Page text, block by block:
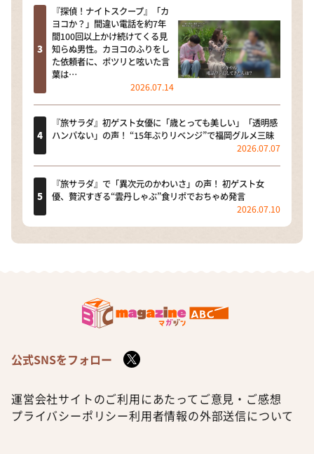
『探偵！ナイトスクープ』「カ
ヨコか？」間違い電話を約7年
間100回以上かけ続けてくる見
知らぬ男性。カヨコのふりをし
た依頼者に、ポツリと呟いた言
葉は…
2026.07.14
『旅サラダ』初ゲスト女優に「歳とっても美しい」「透明感
ハンパない」の声！ “15年ぶりリベンジ”で福岡グルメ三昧
2026.07.07
『旅サラダ』で「異次元のかわいさ」の声！ 初ゲスト女
優、贅沢すぎる“雲丹しゃぶ”食リポでおちゃめ発言
2026.07.10
公式SNSをフォロー
運営会社サイトのご利用にあたって ご意見・ご感想
プライバシーポリシー利用者情報の外部送信について